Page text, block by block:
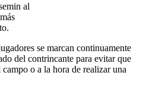
al
se marcan continuamente
del contrincante para evitar que
o a la hora de realizar una